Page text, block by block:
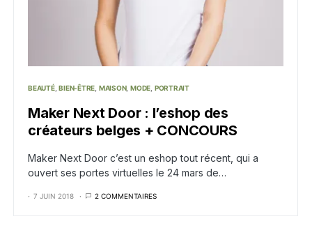
BEAUTÉ BIEN-ÊTRE MAISON MODE PORTRAIT
Maker Next Door : l’eshop des
créateurs belges + CONCOURS
Maker Next Door c’est un eshop tout récent, qui a
ouvert ses portes virtuelles le 24 mars de…
7 JUIN 2018 2 COMMENTAIRES